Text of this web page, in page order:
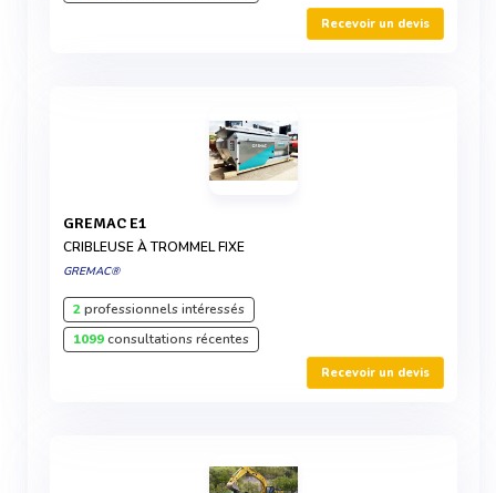
Recevoir un devis
GREMAC E1
CRIBLEUSE À TROMMEL FIXE
GREMAC®
2professionnels intéressés
1099consultations récentes
Recevoir un devis